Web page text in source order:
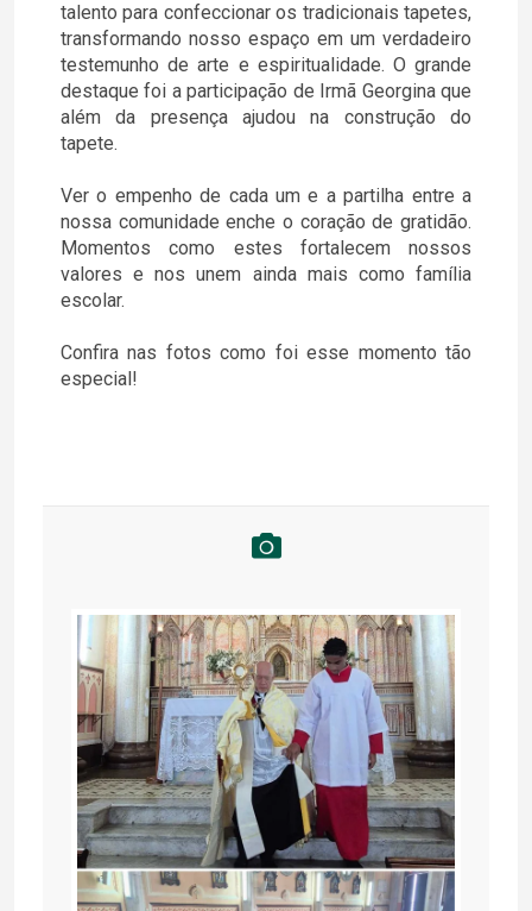
talento para confeccionar os tradicionais tapetes,
transformando nosso espaço em um verdadeiro
testemunho de arte e espiritualidade. O grande
destaque foi a participação de Irmã Georgina que
além da presença ajudou na construção do
tapete.
Ver o empenho de cada um e a partilha entre a
nossa comunidade enche o coração de gratidão.
Momentos como estes fortalecem nossos
valores e nos unem ainda mais como família
escolar.
Confira nas fotos como foi esse momento tão
especial!